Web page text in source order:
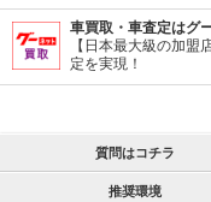
車買取・車査定はグ
【日本最大級の加
定を実現！
質問はコチラ
推奨環境